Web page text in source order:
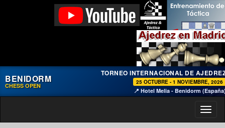
BENIDORM
CHESS OPEN
TORNEO INTERNACIONAL DE
25 OCTUBRE - 1 NOVIEMBRE, 2026
📍 Hotel Melia - Benidorm